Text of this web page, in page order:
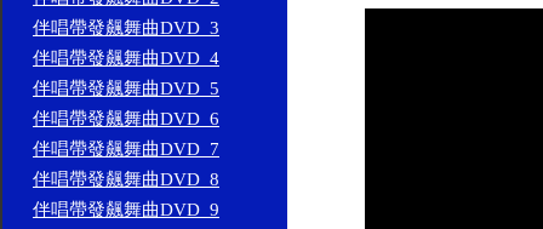
伴唱帶發飆舞曲DVD_3
伴唱帶發飆舞曲DVD_4
伴唱帶發飆舞曲DVD_5
伴唱帶發飆舞曲DVD_6
伴唱帶發飆舞曲DVD_7
伴唱帶發飆舞曲DVD_8
伴唱帶發飆舞曲DVD_9